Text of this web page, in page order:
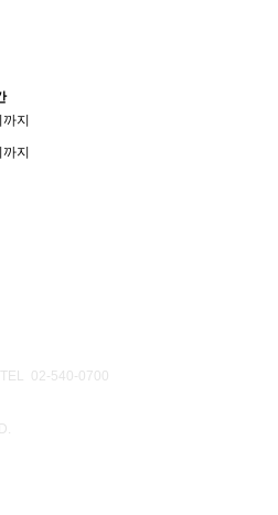
까지
까지
TEL 02-540-0700